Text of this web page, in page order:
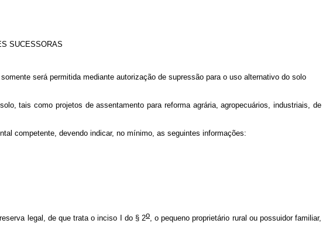
SUCESSORAS
será permitida mediante autorização de supressão para o uso alternativo do solo
tais como projetos de assentamento para reforma agrária, agropecuários, industriais, de
competente, devendo indicar, no mínimo, as seguintes informações:
legal, de que trata o inciso I do § 2o, o pequeno proprietário rural ou possuidor familiar,